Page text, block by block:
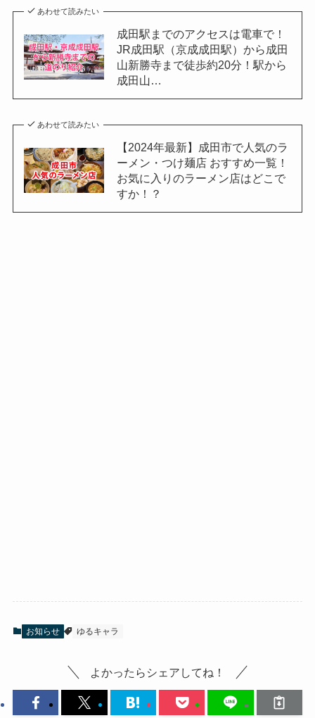
あわせて読みたい
成田駅までのアクセスは電車で！
JR成田駅（京成成田駅）から成田
山新勝寺まで徒歩約20分！駅から
成田山…
あわせて読みたい
【2024年最新】成田市で人気のラ
ーメン・つけ麺店 おすすめ一覧！
お気に入りのラーメン店はどこで
すか！？
お知らせ ゆるキャラ
よかったらシェアしてね！